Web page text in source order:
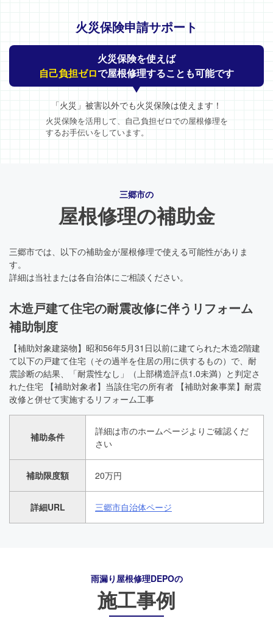
火災保険申請サポート
火災保険を使えば
自己負担ゼロで屋根修理することも可能です
「火災」被害以外でも火災保険は使えます！
火災保険を活用して、自己負担ゼロでの屋根修理を
するお手伝いをしています。
三郷市の
屋根修理の補助金
三郷市では、以下の補助金が屋根修理で使える可能性がありま
す。
詳細は当社または各自治体にご相談ください。
木造戸建て住宅の耐震改修に伴うリフォーム
補助制度
【補助対象建築物】昭和56年5月31日以前に建てられた木造2階建
て以下の戸建て住宅（その過半を住居の用に供するもの）で、耐
震診断の結果、「耐震性なし」（上部構造評点1.0未満）と判定さ
れた住宅 【補助対象者】当該住宅の所有者 【補助対象事業】耐震
改修と併せて実施するリフォーム工事
補助条件
詳細は市のホームページよりご確認くだ
さい
補助限度額 20万円
詳細URL 三郷市自治体ページ
雨漏り屋根修理DEPOの
施工事例